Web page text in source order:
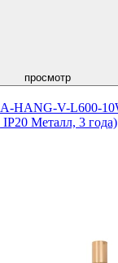
просмотр
HANG-V-L600-
Металл, 3 года)